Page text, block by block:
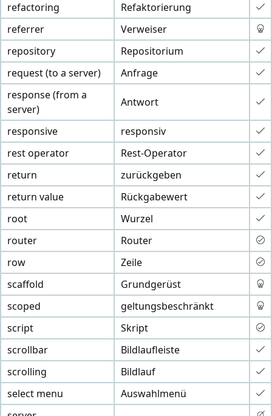
refactoring
Refaktorierung
referrer
Verweiser
repository
Repositorium
request (to a server)
Anfrage
response (from a
server)
Antwort
responsive
responsiv
rest operator
Rest-Operator
return
zurückgeben
return value
Rückgabewert
root
Wurzel
router
Router
row
Zeile
scaffold
Grundgerüst
scoped
geltungsbeschränkt
script
Skript
scrollbar
Bildlaufleiste
scrolling
Bildlauf
select menu
Auswahlmenü